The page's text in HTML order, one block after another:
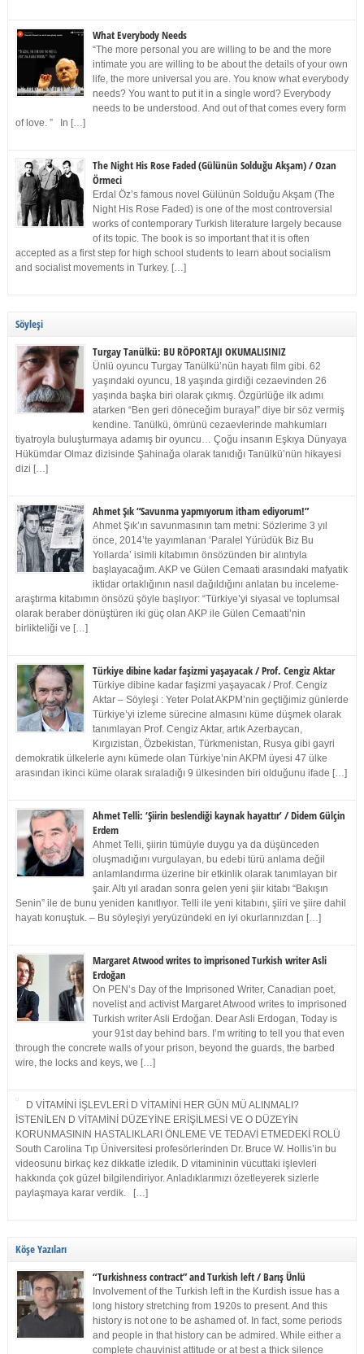
What Everybody Needs
“The more personal you are willing to be and the more
intimate you are willing to be about the details of your own
life, the more universal you are. You know what everybody
needs? You want to put it in a single word? Everybody
needs to be understood. And out of that comes every form
of love. ” In […]
The Night His Rose Faded (Gülünün Solduğu Akşam) / Ozan
Örmeci
Erdal Öz’s famous novel Gülünün Solduğu Akşam (The
Night His Rose Faded) is one of the most controversial
works of contemporary Turkish literature largely because
of its topic. The book is so important that it is often
accepted as a first step for high school students to learn about socialism
and socialist movements in Turkey. […]
Söyleşi
Turgay Tanülkü: BU RÖPORTAJI OKUMALISINIZ
Ünlü oyuncu Turgay Tanülkü’nün hayatı film gibi. 62
yaşındaki oyuncu, 18 yaşında girdiği cezaevinden 26
yaşında başka biri olarak çıkmış. Özgürlüğe ilk adımı
atarken “Ben geri döneceğim buraya!” diye bir söz vermiş
kendine. Tanülkü, ömrünü cezaevlerinde mahkumları
tiyatroyla buluşturmaya adamış bir oyuncu… Çoğu insanın Eşkıya Dünyaya
Hükümdar Olmaz dizisinde Şahinağa olarak tanıdığı Tanülkü’nün hikayesi
dizi […]
Ahmet Şık “Savunma yapmıyorum itham ediyorum!”
Ahmet Şık’ın savunmasının tam metni: Sözlerime 3 yıl
önce, 2014’te yayımlanan ‘Paralel Yürüdük Biz Bu
Yollarda’ isimli kitabımın önsözünden bir alıntıyla
başlayacağım. AKP ve Gülen Cemaati arasındaki mafyatik
iktidar ortaklığının nasıl dağıldığını anlatan bu inceleme-
araştırma kitabımın önsözü şöyle başlıyor: “Türkiye’yi siyasal ve toplumsal
olarak beraber dönüştüren iki güç olan AKP ile Gülen Cemaati’nin
birlikteliği ve […]
Türkiye dibine kadar faşizmi yaşayacak / Prof. Cengiz Aktar
Türkiye dibine kadar faşizmi yaşayacak / Prof. Cengiz
Aktar – Söyleşi : Yeter Polat AKPM’nin geçtiğimiz günlerde
Türkiye’yi izleme sürecine almasını küme düşmek olarak
tanımlayan Prof. Cengiz Aktar, artık Azerbaycan,
Kırgızistan, Özbekistan, Türkmenistan, Rusya gibi gayri
demokratik ülkelerle aynı kümede olan Türkiye’nin AKPM üyesi 47 ülke
arasından ikinci küme olarak sıraladığı 9 ülkesinden biri olduğunu ifade […]
Ahmet Telli: ‘Şiirin beslendiği kaynak hayattır’ / Didem Gülçin
Erdem
Ahmet Telli, şiirin tümüyle duygu ya da düşünceden
oluşmadığını vurgulayan, bu edebi türü anlama değil
anlamlandırma üzerine bir etkinlik olarak tanımlayan bir
şair. Altı yıl aradan sonra gelen yeni şiir kitabı “Bakışın
Senin” ile de bunu yeniden kanıtlıyor. Telli ile yeni kitabını, şiiri ve şiire dahil
hayatı konuştuk. – Bu söyleşiyi yeryüzündeki en iyi okurlarınızdan […]
Margaret Atwood writes to imprisoned Turkish writer Asli
Erdoğan
On PEN’s Day of the Imprisoned Writer, Canadian poet,
novelist and activist Margaret Atwood writes to imprisoned
Turkish writer Asli Erdoğan. Dear Asli Erdogan, Today is
your 91st day behind bars. I’m writing to tell you that even
through the concrete walls of your prison, beyond the guards, the barbed
wire, the locks and keys, we […]
D VİTAMİNİ İŞLEVLERİ D VİTAMİNİ HER GÜN MÜ ALINMALI?
İSTENİLEN D VİTAMİNİ DÜZEYİNE ERİŞİLMESİ VE O DÜZEYİN
KORUNMASININ HASTALIKLARI ÖNLEME VE TEDAVİ ETMEDEKİ ROLÜ
South Carolina Tıp Üniversitesi profesörlerinden Dr. Bruce W. Hollis’in bu
videosunu birkaç kez dikkatle izledik. D vitamininin vücuttaki işlevleri
hakkında çok güzel bilgilendiriyor. Anladıklarımızı özetleyerek sizlerle
paylaşmaya karar verdik. […]
Köşe Yazıları
“Turkishness contract” and Turkish left / Barış Ünlü
Involvement of the Turkish left in the Kurdish issue has a
long history stretching from 1920s to present. And this
history is not one to be ashamed of. In fact, some periods
and people in that history can be admired. While either a
complete chauvinist attitude or at best a thick silence